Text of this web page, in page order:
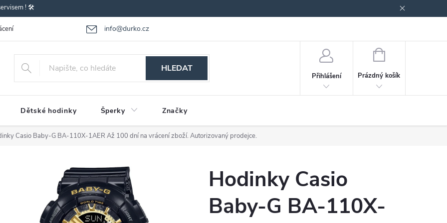
! 🛠️
info@durko.cz
- výměna zboží Reklamace zboží Obchodní podmínky
HLEDAT
Přihlášení
NÁKUPNÍ
Prázdný košík
Dětské hodinky Šperky Značky
Casio Baby-G BA-110X-1AER Až 100 dní na vrácení zboží. Autorizovaný prodejce.
Hodinky Casio
Baby-G BA-110X-